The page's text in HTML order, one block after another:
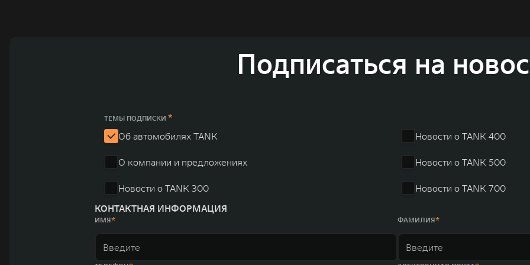
электромобилей ORA, премиальных кроссоверов WEY, а также новый технологичный бренд SALOON – в
юаней (1,6 трлн рублей). С 1998 года Great Wall Motor занимает первое место по объёмам продаж пикапов в
систему исследований и разработок, включая центры в России, Китае, Японии, США, Германии, Индии, Австрии и
Подписаться на
ТЕМЫ ПОДПИСКИ *
Об автомобилях TANK
О компании и предложениях
Новости о TANK 300
Новости о TANK 400
Новости о TANK 500
Новости о TANK 700
КОНТАКТНАЯ ИНФОРМАЦИЯ
ИМЯ ФАМИЛИЯ